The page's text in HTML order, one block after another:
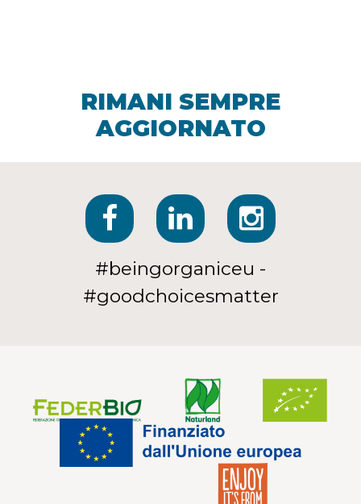
RIMANI SEMPRE
AGGIORNATO
#beingorganiceu -
#goodchoicesmatter